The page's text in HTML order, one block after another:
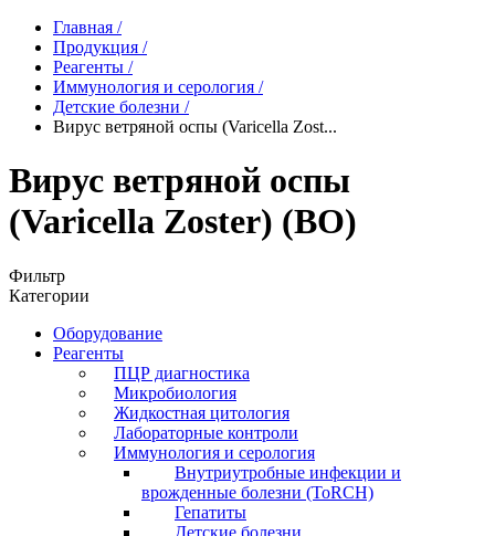
Главная /
Продукция /
Реагенты /
Иммунология и серология /
Детские болезни /
Вирус ветряной оспы (Varicella Zost...
Вирус ветряной оспы
(Varicella Zoster) (ВО)
Фильтр
Категории
Оборудование
Реагенты
ПЦР диагностика
Микробиология
Жидкостная цитология
Лабораторные контроли
Иммунология и серология
Внутриутробные инфекции и
врожденные болезни (ToRCH)
Гепатиты
Детские болезни